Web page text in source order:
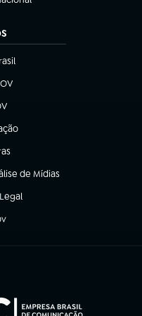
aba)
aba)
aba)
aba)
aba)
de Mídias
aba)
aba)